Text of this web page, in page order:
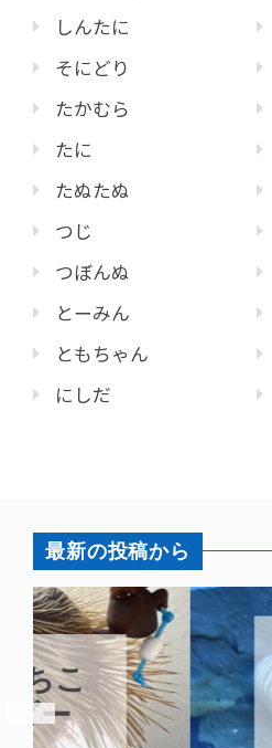
しんたに
そにどり
たかむら
たに
たぬたぬ
つじ
つぼんぬ
とーみん
ともちゃん
にしだ
最新の投稿から
パラオ
ガイが交
いま